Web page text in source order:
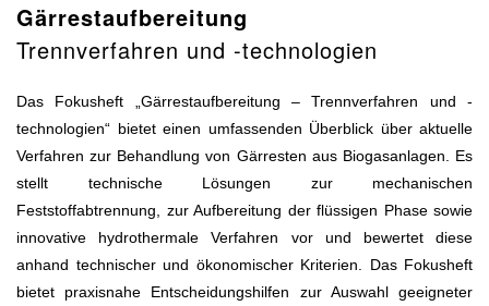
Gärrestaufbereitung
Trennverfahren und -technologien
Das Fokusheft „Gärrestaufbereitung – Trennverfahren und -
technologien“ bietet einen umfassenden Überblick über aktuelle
Verfahren zur Behandlung von Gärresten aus Biogasanlagen. Es
stellt technische Lösungen zur mechanischen
Feststoffabtrennung, zur Aufbereitung der flüssigen Phase sowie
innovative hydrothermale Verfahren vor und bewertet diese
anhand technischer und ökonomischer Kriterien. Das Fokusheft
bietet praxisnahe Entscheidungshilfen zur Auswahl geeigneter